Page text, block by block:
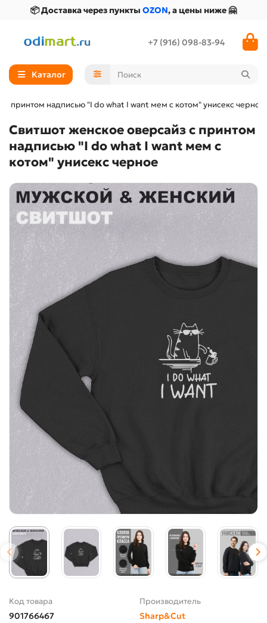
📦 Доставка через пункты OZON, а цены ниже 🤗
+7 (916) 098-83-94
Каталог
принтом надписью "I do what I want мем с котом" унисекс черное
Свитшот женское оверсайз с принтом
надписью "I do what I want мем с
котом" унисекс черное
Код товара
901766467
Производитель
Sharp&Cut